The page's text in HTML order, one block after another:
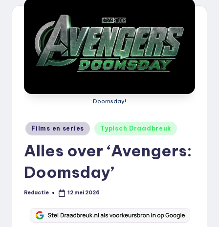
d
Doomsday!
Geplaatst
in
Films en series Typisch Draadbreuk
Alles over ‘Avengers:
Doomsday’
Geplaatst
Redactie 12 mei 2026